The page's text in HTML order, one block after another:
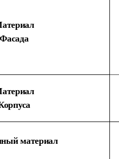
Фасада
материал